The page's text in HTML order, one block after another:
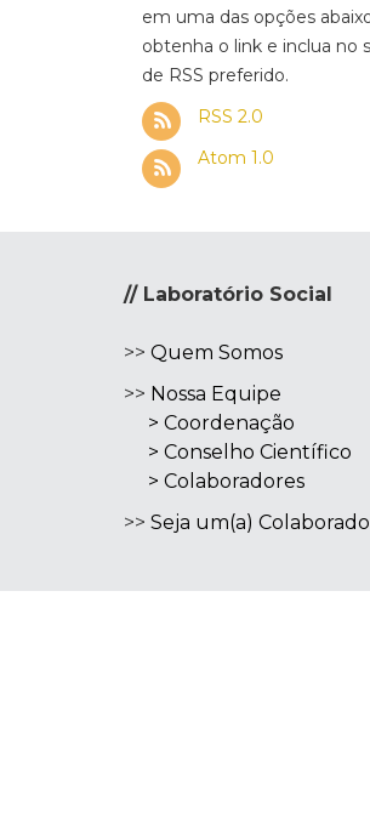
em uma das opções
obtenha o link e inclua no
de RSS preferido.
RSS 2.0
Atom 1.0
// Laboratório Social
>> Quem Somos
>> Nossa Equipe
> Coordenação
> Conselho Científico
> Colaboradores
>> Seja um(a)